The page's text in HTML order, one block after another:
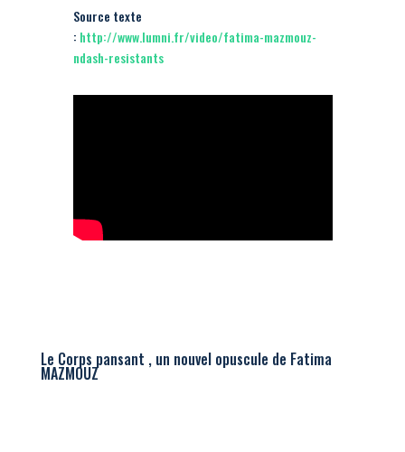
Source texte
: http://www.lumni.fr/video/fatima-mazmouz-
ndash-resistants
Le Corps pansant , un nouvel opuscule de Fatima
MAZMOUZ